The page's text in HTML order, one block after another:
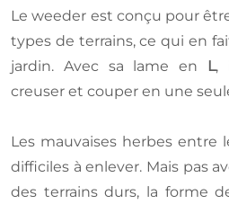
Le weeder est conçu pour
types de terrains, ce qui en
jardin. Avec sa lame en L,
creuser et couper en une
Les mauvaises herbes entre
difficiles à enlever. Mais pas
des terrains durs, la forme